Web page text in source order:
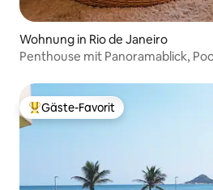
Wohnung in Rio de Janeiro
Penthouse mit Panoramablick,
Beliebter Gäste-Favorit.
Gäste-Favorit